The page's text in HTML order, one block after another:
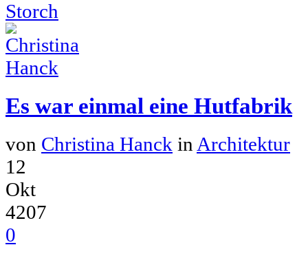
Storch
Es war einmal eine Hutfabrik
von Christina Hanck in Architektur
12
Okt
4207
0